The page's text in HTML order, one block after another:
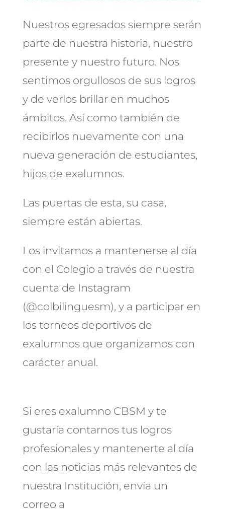
Nuestros egresados siempre serán
parte de nuestra historia, nuestro
presente y nuestro futuro. Nos
sentimos orgullosos de sus logros
y de verlos brillar en muchos
ámbitos. Así como también de
recibirlos nuevamente con una
nueva generación de estudiantes,
hijos de exalumnos.
Las puertas de esta, su casa,
siempre están abiertas.
Los invitamos a mantenerse al día
con el Colegio a través de nuestra
cuenta de Instagram
(@colbilinguesm), y a participar en
los torneos deportivos de
exalumnos que organizamos con
carácter anual.
Si eres exalumno CBSM y te
gustaría contarnos tus logros
profesionales y mantenerte al día
con las noticias más relevantes de
nuestra Institución, envía un
correo a